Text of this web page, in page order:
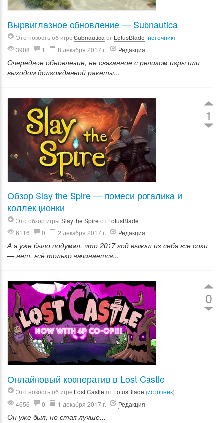
Вырвиглазное обновление — Subnautica
Это новость об игре Subnautica от LotusBlade (источник)
3908
1 8 декабря 2017 г. Редакция
Очередное обновление, не связанное с релизом игры или
выходом долгожданной ракеты...
1
Обзор Slay the Spire — помеси рогалика и
коллекционки
Это обзор игры Slay the Spire от LotusBlade
6116
0 2 декабря 2017 г. Редакция
А я уже было подумал, что 2017 год выжал из себя все соки
— нет, всё только начинается...
0
Онлайновый кооператив в Lost Castle
Это новость об игре Lost Castle от LotusBlade (источник)
4656
0 1 декабря 2017 г. Редакция
Он уже был, но стал лучше...